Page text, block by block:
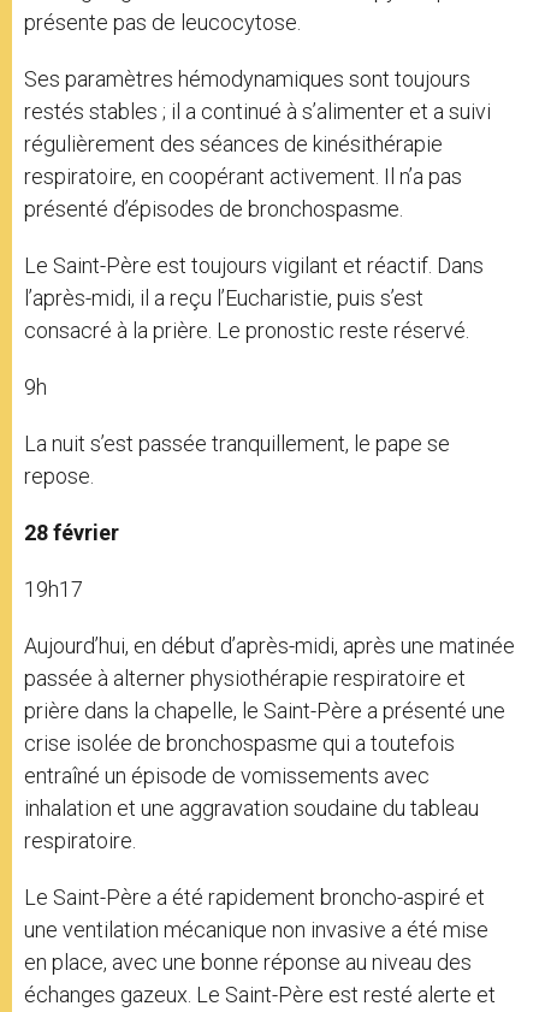
présente pas de leucocytose.
Ses paramètres hémodynamiques sont toujours
restés stables ; il a continué à s’alimenter et a suivi
régulièrement des séances de kinésithérapie
respiratoire, en coopérant activement. Il n’a pas
présenté d’épisodes de bronchospasme.
Le Saint-Père est toujours vigilant et réactif. Dans
l’après-midi, il a reçu l’Eucharistie, puis s’est
consacré à la prière. Le pronostic reste réservé.
9h
La nuit s’est passée tranquillement, le pape se
repose.
28 février
19h17
Aujourd’hui, en début d’après-midi, après une matinée
passée à alterner physiothérapie respiratoire et
prière dans la chapelle, le Saint-Père a présenté une
crise isolée de bronchospasme qui a toutefois
entraîné un épisode de vomissements avec
inhalation et une aggravation soudaine du tableau
respiratoire.
Le Saint-Père a été rapidement broncho-aspiré et
une ventilation mécanique non invasive a été mise
en place, avec une bonne réponse au niveau des
échanges gazeux. Le Saint-Père est resté alerte et